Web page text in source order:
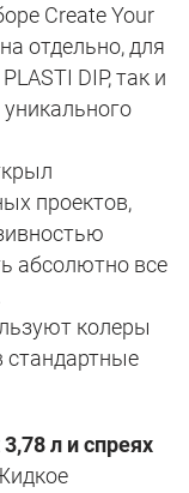
Create Your
отдельно, для
DIP, так и
проектов,
абсолютно все
колеры
стандартные
л и спреях